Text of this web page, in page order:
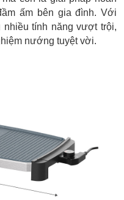
ấm bên gia đình. Với
nhiều tính năng vượt trội,
nướng tuyệt vời.